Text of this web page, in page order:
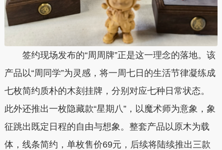
签约现场发布的“周周牌”正是这一理念的落地。该
产品以“周同学”为灵感，将一周七日的生活节律凝练成
七枚简约质朴的木刻挂牌，分别对应七种日常状态。
此外还推出一枚隐藏款“星期八”，以魔术师为意象，象
征跳出既定日程的自由与想象。 整套产品以原木为载
体，线条简约，单枚售价69元，后续将陆续推出三款